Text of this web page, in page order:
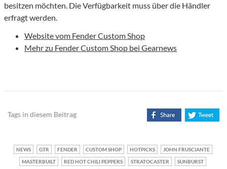
besitzen möchten. Die Verfügbarkeit muss über die Händler
erfragt werden.
Website vom Fender Custom Shop
Mehr zu Fender Custom Shop bei Gearnews
Tags in diesem Beitrag
NEWS GTR FENDER CUSTOM SHOP HOTPICKS
JOHN FRUSCIANTE
MASTERBUILT
RED HOT CHILI PEPPERS STRATOCASTER
SUNBURST